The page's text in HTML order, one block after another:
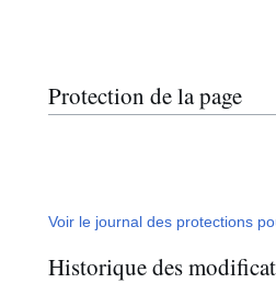
Protection de la page
Voir le journal des protections
Historique des